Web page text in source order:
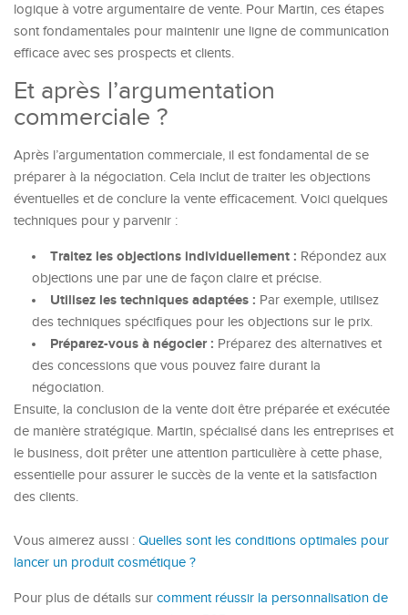
logique à votre argumentaire de vente. Pour Martin, ces étapes
sont fondamentales pour maintenir une ligne de communication
efficace avec ses prospects et clients.
Et après l’argumentation
commerciale ?
Après l’argumentation commerciale, il est fondamental de se
préparer à la négociation. Cela inclut de traiter les objections
éventuelles et de conclure la vente efficacement. Voici quelques
techniques pour y parvenir :
Traitez les objections individuellement : Répondez aux
objections une par une de façon claire et précise.
Utilisez les techniques adaptées : Par exemple, utilisez
des techniques spécifiques pour les objections sur le prix.
Préparez-vous à négocier : Préparez des alternatives et
des concessions que vous pouvez faire durant la
négociation.
Ensuite, la conclusion de la vente doit être préparée et exécutée
de manière stratégique. Martin, spécialisé dans les entreprises et
le business, doit prêter une attention particulière à cette phase,
essentielle pour assurer le succès de la vente et la satisfaction
des clients.
Vous aimerez aussi : Quelles sont les conditions optimales pour
lancer un produit cosmétique ?
Pour plus de détails sur comment réussir la personnalisation de